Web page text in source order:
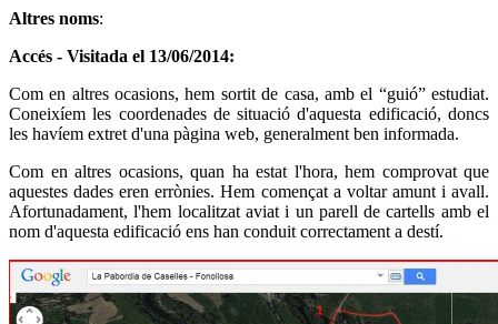
Altres noms:
Accés - Visitada el 13/06/2014:
Com en altres ocasions, hem sortit de casa, amb el “guió” estudiat.
Coneixíem les coordenades de situació d'aquesta edificació, doncs
les havíem extret d'una pàgina web, generalment ben informada.
Com en altres ocasions, quan ha estat l'hora, hem comprovat que
aquestes dades eren errònies. Hem començat a voltar amunt i avall.
Afortunadament, l'hem localitzat aviat i un parell de cartells amb el
nom d'aquesta edificació ens han conduit correctament a destí.